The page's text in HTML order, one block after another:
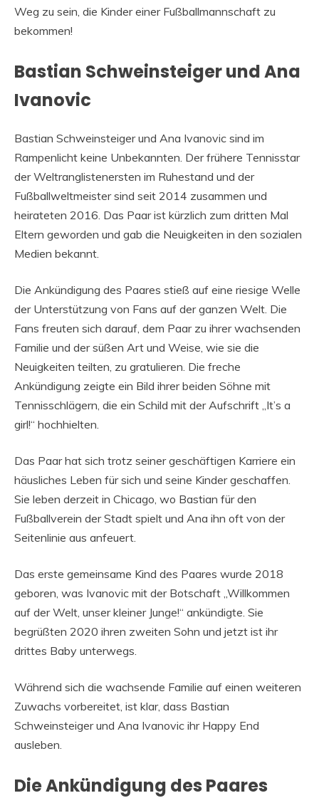
Weg zu sein, die Kinder einer Fußballmannschaft zu
bekommen!
Bastian Schweinsteiger und Ana
Ivanovic
Bastian Schweinsteiger und Ana Ivanovic sind im
Rampenlicht keine Unbekannten. Der frühere Tennisstar
der Weltranglistenersten im Ruhestand und der
Fußballweltmeister sind seit 2014 zusammen und
heirateten 2016. Das Paar ist kürzlich zum dritten Mal
Eltern geworden und gab die Neuigkeiten in den sozialen
Medien bekannt.
Die Ankündigung des Paares stieß auf eine riesige Welle
der Unterstützung von Fans auf der ganzen Welt. Die
Fans freuten sich darauf, dem Paar zu ihrer wachsenden
Familie und der süßen Art und Weise, wie sie die
Neuigkeiten teilten, zu gratulieren. Die freche
Ankündigung zeigte ein Bild ihrer beiden Söhne mit
Tennisschlägern, die ein Schild mit der Aufschrift „It’s a
girl!“ hochhielten.
Das Paar hat sich trotz seiner geschäftigen Karriere ein
häusliches Leben für sich und seine Kinder geschaffen.
Sie leben derzeit in Chicago, wo Bastian für den
Fußballverein der Stadt spielt und Ana ihn oft von der
Seitenlinie aus anfeuert.
Das erste gemeinsame Kind des Paares wurde 2018
geboren, was Ivanovic mit der Botschaft „Willkommen
auf der Welt, unser kleiner Junge!“ ankündigte. Sie
begrüßten 2020 ihren zweiten Sohn und jetzt ist ihr
drittes Baby unterwegs.
Während sich die wachsende Familie auf einen weiteren
Zuwachs vorbereitet, ist klar, dass Bastian
Schweinsteiger und Ana Ivanovic ihr Happy End
ausleben.
Die Ankündigung des Paares